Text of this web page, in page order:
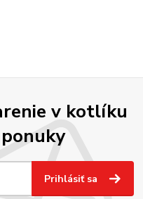
v kotlíku
Prihlásiť sa